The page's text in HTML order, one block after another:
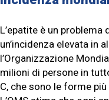
L’epatite è un problema
un’incidenza elevata in
l’Organizzazione
milioni di persone in
C, che sono le forme